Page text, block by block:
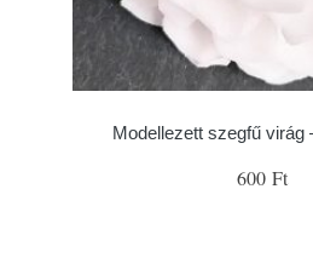
Modellezett szegfű virág
600 Ft